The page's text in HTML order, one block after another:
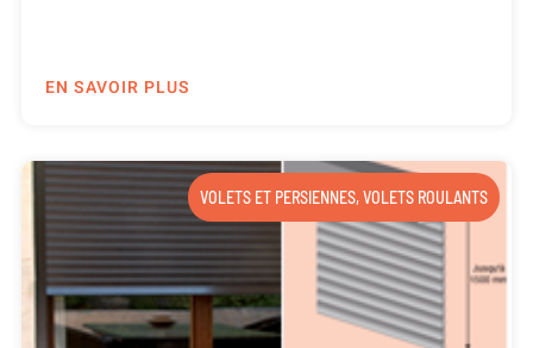
EN SAVOIR PLUS
VOLETS ET PERSIENNES,VOLETS ROULANTS